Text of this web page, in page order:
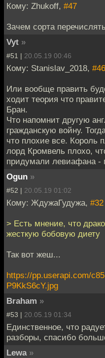
Кому: Zhukoff, #47
Зачем сорта
Vyt »
#51 | 20.05.19 00:46
Кому: Stanislav_2018, #46
Или вообще править
ходит теория что
Бран.
Что напомнит другую
гражданскую войну.
что плохие все. Король
лорд Кромвель плохо,
придумали левиафана -
Ogun »
#52 | 20.05.19 01:02
Кому: ЖдужаГудужа, #32
> Есть мнение, что
жесткую бобовую диету
Так вот жеш...
https://pp.userapi.com/
P9KkS6cY.jpg
Braham »
#53 | 20.05.19 01:34
Единственное, что
разборы, спасибо
Lewa »